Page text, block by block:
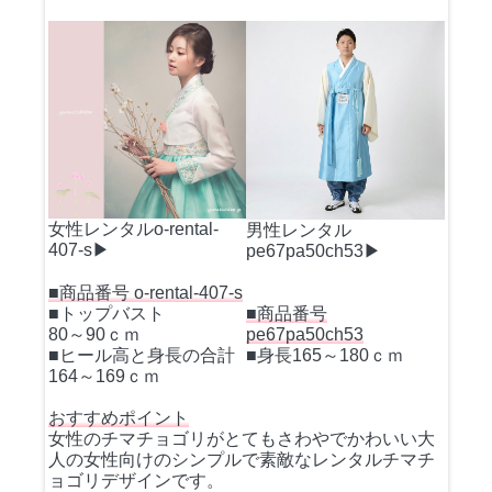
女性レンタルo-rental-
407-s▶
男性レンタル
pe67pa50ch53▶
■商品番号 o-rental-407-s
■トップバスト
80～90ｃｍ
■ヒール高と身長の合計
164～169ｃｍ
■商品番号
pe67pa50ch53
■身長165～180ｃｍ
おすすめポイント
女性のチマチョゴリがとてもさわやでかわいい大
人の女性向けのシンプルで素敵なレンタルチマチ
ョゴリデザインです。